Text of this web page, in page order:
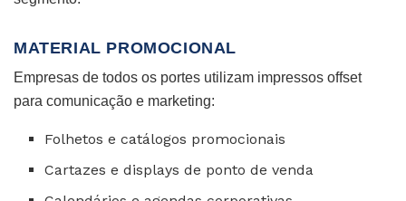
MATERIAL PROMOCIONAL
Empresas de todos os portes utilizam impressos offset
para comunicação e marketing:
Folhetos e catálogos promocionais
Cartazes e displays de ponto de venda